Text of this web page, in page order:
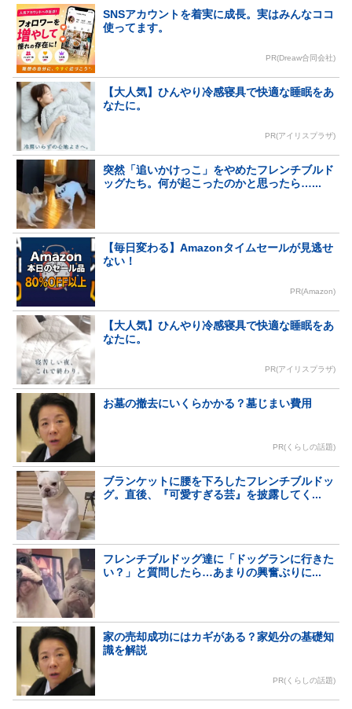
SNSアカウントを着実に成長。実はみんなココ
使ってます。
PR(Dreaw合同会社)
【大人気】ひんやり冷感寝具で快適な睡眠をあ
なたに。
PR(アイリスプラザ)
突然「追いかけっこ」をやめたフレンチブルド
ッグたち。何が起こったのかと思ったら…...
【毎日変わる】Amazonタイムセールが見逃せ
ない！
PR(Amazon)
【大人気】ひんやり冷感寝具で快適な睡眠をあ
なたに。
PR(アイリスプラザ)
お墓の撤去にいくらかかる？墓じまい費用
PR(くらしの話題)
ブランケットに腰を下ろしたフレンチブルドッ
グ。直後、『可愛すぎる芸』を披露してく...
フレンチブルドッグ達に「ドッグランに行きた
い？」と質問したら…あまりの興奮ぶりに...
家の売却成功にはカギがある？家処分の基礎知
識を解説
PR(くらしの話題)